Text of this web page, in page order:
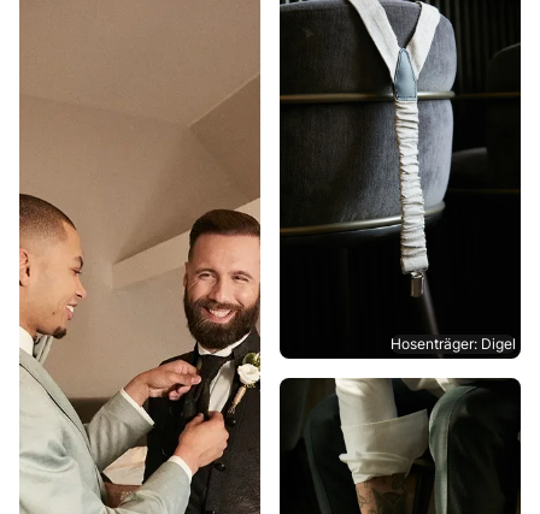
Hosenträger: Digel